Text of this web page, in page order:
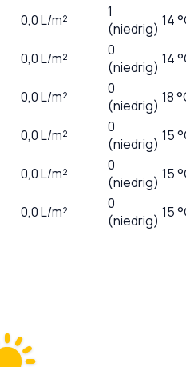
0,0L/m²
1
(niedrig) 14
0,0L/m²
0
(niedrig) 14
0,0L/m²
0
(niedrig) 18
0,0L/m²
0
(niedrig) 15
0,0L/m²
0
(niedrig) 15
0,0L/m²
0
(niedrig) 15